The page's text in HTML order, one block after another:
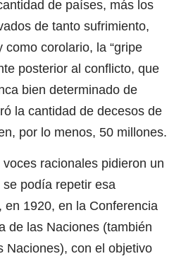
de países, más los
de tanto sufrimiento,
corolario, la “gripe
posterior al conflicto, que
bien determinado de
la cantidad de decesos de
por lo menos, 50 millones.
racionales pidieron un
se podía repetir esa
en 1920, en la Conferencia
de las Naciones (también
Naciones), con el objetivo